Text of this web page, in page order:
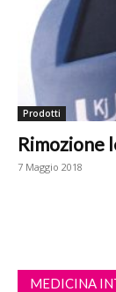
Prodotti
Rimozione
7 Maggio 2018
MEDICINA